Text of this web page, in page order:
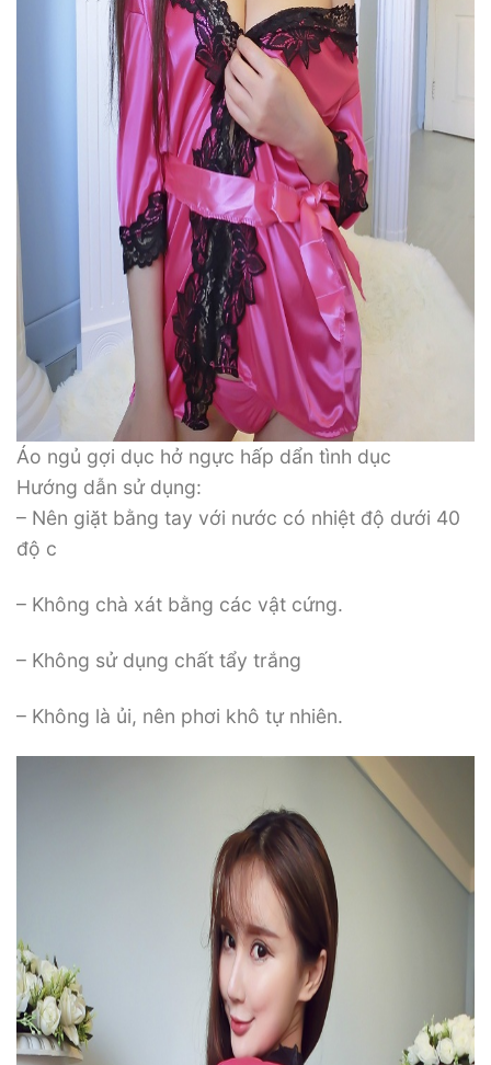
Áo ngủ gợi dục hở ngực hấp dẩn tình dục
Hướng dẫn sử dụng:
– Nên giặt bằng tay với nước có nhiệt độ dưới 40
độ c
– Không chà xát bằng các vật cứng.
– Không sử dụng chất tẩy trắng
– Không là ủi, nên phơi khô tự nhiên.